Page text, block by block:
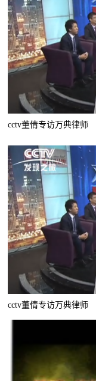
cctv董倩专访万典律师
cctv董倩专访万典律师